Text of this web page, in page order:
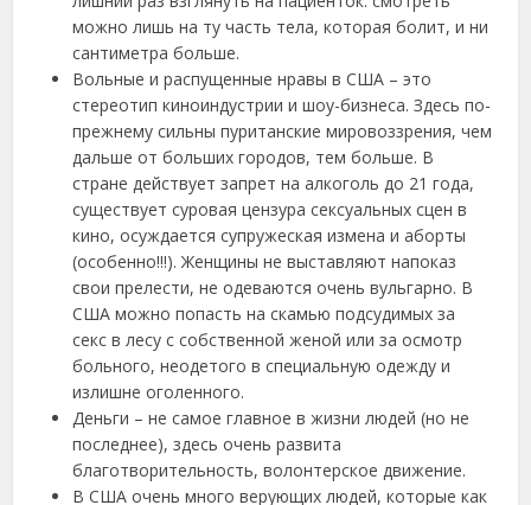
можно лишь на ту часть тела, которая болит, и ни
сантиметра больше.
Вольные и распущенные нравы в США – это
стереотип киноиндустрии и шоу-бизнеса. Здесь по-
прежнему сильны пуританские мировоззрения, чем
дальше от больших городов, тем больше. В
стране действует запрет на алкоголь до 21 года,
существует суровая цензура сексуальных сцен в
кино, осуждается супружеская измена и аборты
(особенно!!!). Женщины не выставляют напоказ
свои прелести, не одеваются очень вульгарно. В
США можно попасть на скамью подсудимых за
секс в лесу с собственной женой или за осмотр
больного, неодетого в специальную одежду и
излишне оголенного.
Деньги – не самое главное в жизни людей (но не
последнее), здесь очень развита
благотворительность, волонтерское движение.
В США очень много верующих людей, которые как